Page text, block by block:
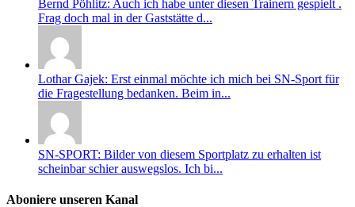
Bernd Pöhlitz: Auch ich habe unter diesen Trainern gespielt .
Frag doch mal in der Gaststätte d...
Lothar Gajek: Erst einmal möchte ich mich bei SN-Sport für
die Fragestellung bedanken. Beim in...
SN-SPORT: Bilder von diesem Sportplatz zu erhalten ist
scheinbar schier auswegslos. Ich bi...
Aboniere unseren Kanal